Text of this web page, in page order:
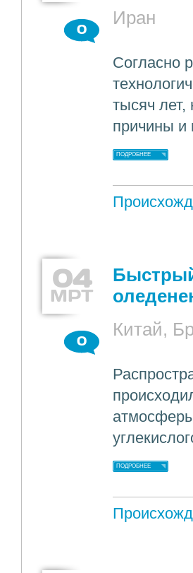
Иран
0
Согласно
тысяч лет,
причины и
ПОДРОБНЕЕ
04
МРТ
Китай,
0
ПОДРОБНЕЕ